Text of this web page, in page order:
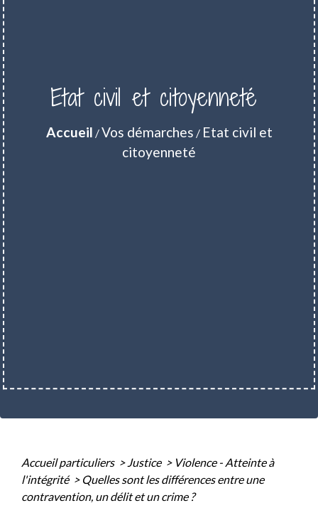
Etat civil et citoyenneté
Accueil /Vos démarches / Etat civil et
citoyenneté
Accueil particuliers > Justice > Violence - Atteinte à
l'intégrité > Quelles sont les différences entre une
contravention, un délit et un crime ?